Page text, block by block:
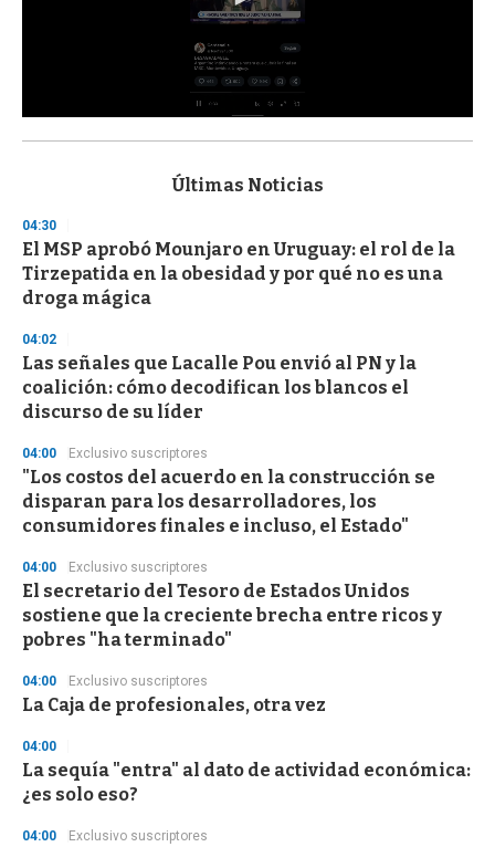
s
d
s
o
f
3
s
e
c
o
n
s
Últimas Noticias
04:30
El MSP aprobó Mounjaro en Uruguay: el rol de la
Tirzepatida en la obesidad y por qué no es una
droga mágica
04:02
Las señales que Lacalle Pou envió al PN y la
coalición: cómo decodifican los blancos el
discurso de su líder
04:00 Exclusivo suscriptores
"Los costos del acuerdo en la construcción se
disparan para los desarrolladores, los
consumidores finales e incluso, el Estado"
04:00 Exclusivo suscriptores
El secretario del Tesoro de Estados Unidos
sostiene que la creciente brecha entre ricos y
pobres "ha terminado"
04:00 Exclusivo suscriptores
La Caja de profesionales, otra vez
04:00
La sequía "entra" al dato de actividad económica:
¿es solo eso?
04:00 Exclusivo suscriptores